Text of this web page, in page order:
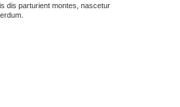
dis parturient montes, nascetur